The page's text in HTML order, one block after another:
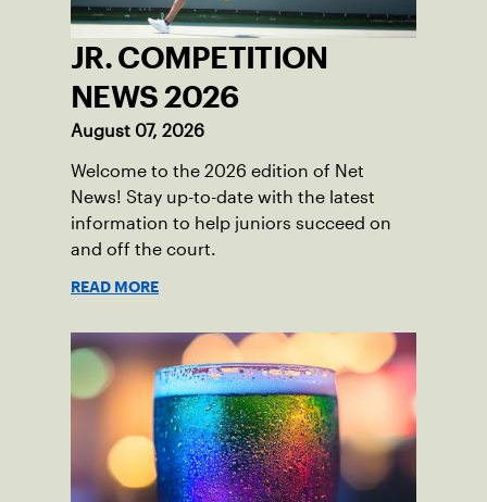
JR. COMPETITION
NEWS 2026
August 07, 2026
Welcome to the 2026 edition of Net
News! Stay up-to-date with the latest
information to help juniors succeed on
and off the court.
READ MORE